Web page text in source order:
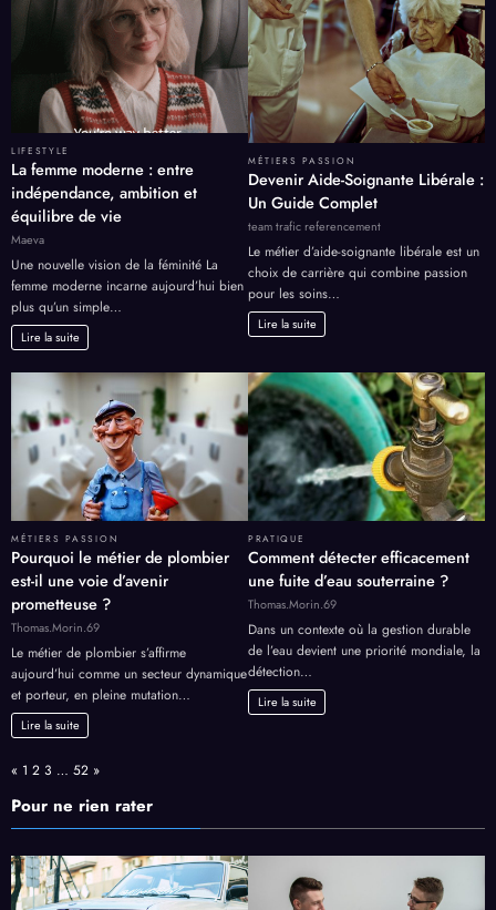
LIFESTYLE
La femme moderne : entre
indépendance, ambition et
équilibre de vie
Maeva
Une nouvelle vision de la féminité La
femme moderne incarne aujourd’hui bien
plus qu’un simple…
Lire la suite
MÉTIERS PASSION
Devenir Aide-Soignante Libérale :
Un Guide Complet
team trafic referencement
Le métier d’aide-soignante libérale est un
choix de carrière qui combine passion
pour les soins…
Lire la suite
MÉTIERS PASSION
Pourquoi le métier de plombier
est-il une voie d’avenir
prometteuse ?
Thomas.Morin.69
Le métier de plombier s’affirme
aujourd’hui comme un secteur dynamique
et porteur, en pleine mutation…
Lire la suite
PRATIQUE
Comment détecter efficacement
une fuite d’eau souterraine ?
Thomas.Morin.69
Dans un contexte où la gestion durable
de l’eau devient une priorité mondiale, la
détection…
Lire la suite
Page:
Previous
« 1 2 3 … 52 Next
»
Pour ne rien rater